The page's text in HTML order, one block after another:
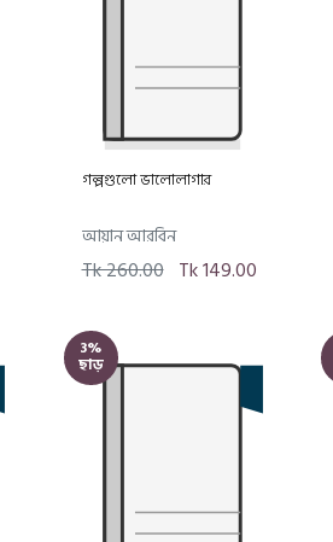
গল্পগুলো ভালোলাগার
আয়ান আরবিন
Tk 260.00 Tk 149.00
3%
ছাড়